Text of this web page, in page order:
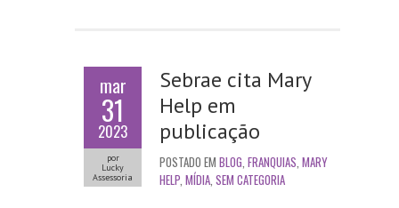
mar
31
2023
por
Lucky
Assessoria
Sebrae cita Mary
Help em
publicação
POSTADO EM BLOG, FRANQUIAS, MARY
HELP, MÍDIA, SEM CATEGORIA